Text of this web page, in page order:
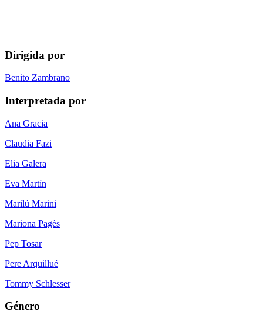
Dirigida por
Benito Zambrano
Interpretada por
Ana Gracia
Claudia Fazi
Elia Galera
Eva Martín
Marilú Marini
Mariona Pagès
Pep Tosar
Pere Arquillué
Tommy Schlesser
Género